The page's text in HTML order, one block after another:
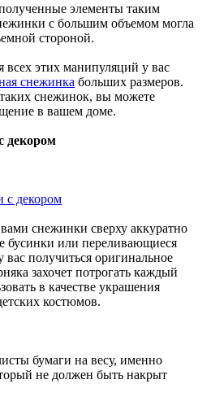
элементы таким
с большим объемом могла
стороной.
всех этих манипуляций у вас
снежинка больших размеров.
снежинок, вы можете
в вашем доме.
декором
снежинки сверху аккуратно
бусинки или переливающиеся
вас получиться оригинальное
захочет потрогать каждый
в качестве украшения
костюмов.
бумаги на весу, именно
не должен быть накрыт